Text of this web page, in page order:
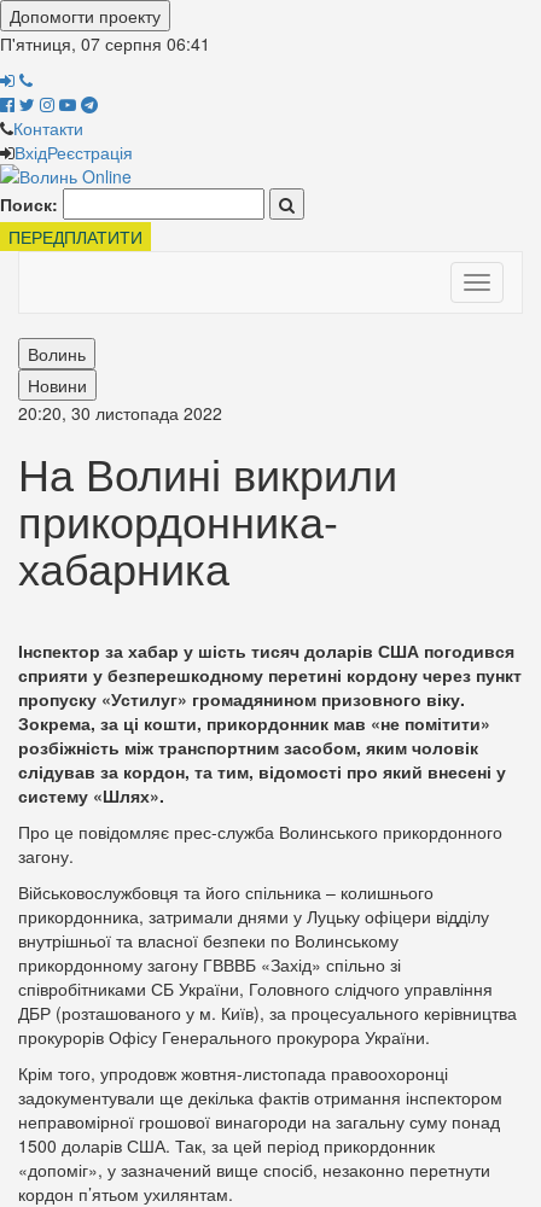
Допомогти проекту
П'ятниця, 07 серпня 06:41
Контакти
ВхідРеєстрація
Поиск:
ПЕРЕДПЛАТИТИ
Toggle
Волинь
Новини
20:20, 30 листопада 2022
На Волині викрили
прикордонника-
хабарника
Інспектор за хабар у шість тисяч доларів США погодився
сприяти у безперешкодному перетині кордону через пункт
пропуску «Устилуг» громадянином призовного віку.
Зокрема, за ці кошти, прикордонник мав «не помітити»
розбіжність між транспортним засобом, яким чоловік
слідував за кордон, та тим, відомості про який внесені у
систему «Шлях».
Про це повідомляє прес-служба Волинського прикордонного
загону.
Військовослужбовця та його спільника – колишнього
прикордонника, затримали днями у Луцьку офіцери відділу
внутрішньої та власної безпеки по Волинському
прикордонному загону ГВВВБ «Захід» спільно зі
співробітниками СБ України, Головного слідчого управління
ДБР (розташованого у м. Київ), за процесуального керівництва
прокурорів Офісу Генерального прокурора України.
Крім того, упродовж жовтня-листопада правоохоронці
задокументували ще декілька фактів отримання інспектором
неправомірної грошової винагороди на загальну суму понад
1500 доларів США. Так, за цей період прикордонник
«допоміг», у зазначений вище спосіб, незаконно перетнути
кордон п’ятьом ухилянтам.